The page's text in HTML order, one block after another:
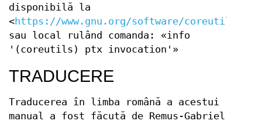
disponibilă la
<https://www.gnu.org/software/coreutils/ptx
sau local rulând comanda: «info
'(coreutils) ptx invocation'»
TRADUCERE
Traducerea în limba română a acestui
manual a fost făcută de Remus-Gabriel